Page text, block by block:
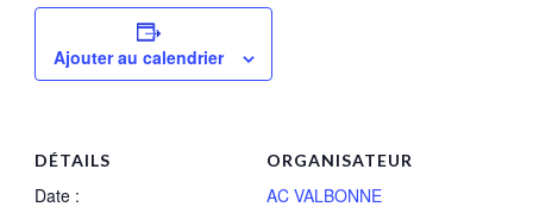
Ajouter au calendrier
DÉTAILS
Date :
ORGANISATEUR
AC VALBONNE